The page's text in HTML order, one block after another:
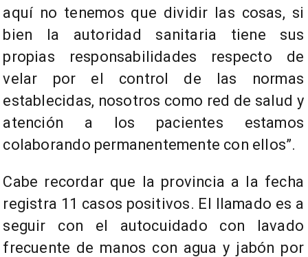
aquí no tenemos que dividir las cosas, si
bien la autoridad sanitaria tiene sus
propias responsabilidades respecto de
velar por el control de las normas
establecidas, nosotros como red de salud y
atención a los pacientes estamos
colaborando permanentemente con ellos”.
Cabe recordar que la provincia a la fecha
registra 11 casos positivos. El llamado es a
seguir con el autocuidado con lavado
frecuente de manos con agua y jabón por